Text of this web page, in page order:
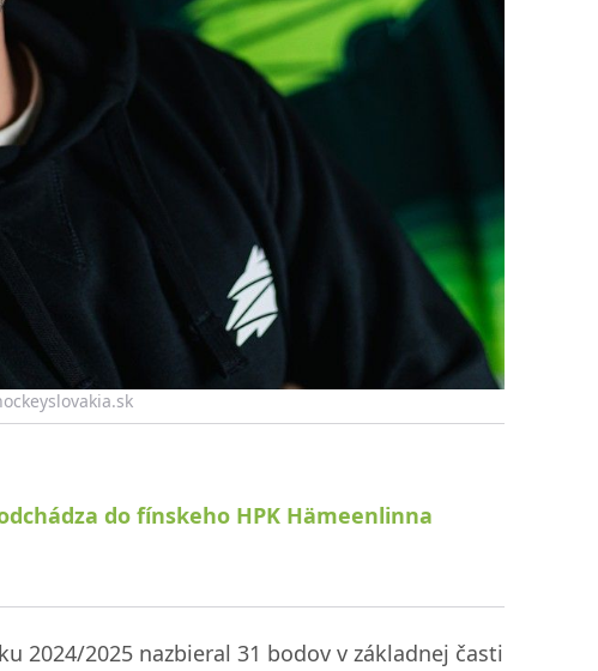
do fínskeho HPK Hämeenlinna
2024/2025 nazbieral 31 bodov v základnej časti